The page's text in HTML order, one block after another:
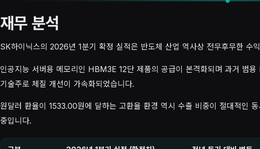
재무 분석
SK하이닉스의 2026년 1분기 확정 실적은 반도체 산업 역사상 전무후무한 수
인공지능 서버용 메모리인 HBM3E 12단 제품의 공급이 본격화되며 과거 범
기술주로 체질 개선이 가속화되었습니다.
원달러 환율이 1533.00원에 달하는 고환율 환경 역시 수출 비중이 절대적인
중입니다.